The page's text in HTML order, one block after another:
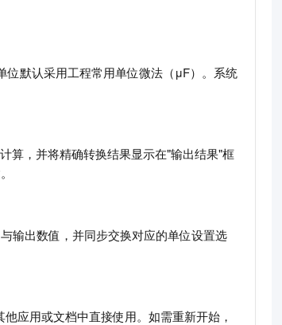
位默认采用工程常用单位微法（μF）。系统
算，并将精确转换结果显示在"输出结果"框
输出数值，并同步交换对应的单位设置选
应用或文档中直接使用。如需重新开始，